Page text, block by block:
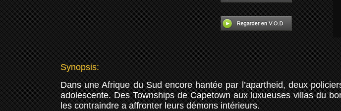
Synopsis:
Dans une Afrique du Sud encore hantée par l’apartheid, deux
adolescente. Des Townships de Capetown aux luxueuses villas du
les contraindre a affronter leurs démons intérieurs.